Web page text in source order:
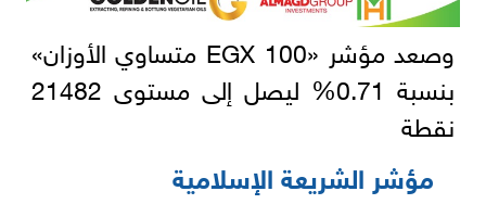
وصعد مؤشر «EGX 100 متساوي الأوزان»
بنسبة 0.71% ليصل إلى مستوى 21482
نقطة
مؤشر الشريعة الإسلامية